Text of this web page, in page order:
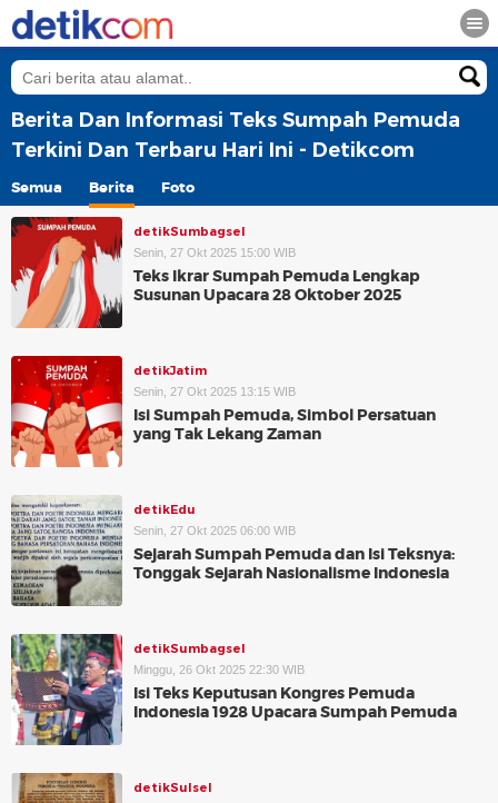
Berita Dan Informasi Teks Sumpah Pemuda
Terkini Dan Terbaru Hari Ini - Detikcom
Semua Berita Foto
detikSumbagsel
Senin, 27 Okt 2025 15:00 WIB
Teks Ikrar Sumpah Pemuda Lengkap
Susunan Upacara 28 Oktober 2025
detikJatim
Senin, 27 Okt 2025 13:15 WIB
Isi Sumpah Pemuda, Simbol Persatuan
yang Tak Lekang Zaman
detikEdu
Senin, 27 Okt 2025 06:00 WIB
Sejarah Sumpah Pemuda dan Isi Teksnya:
Tonggak Sejarah Nasionalisme Indonesia
detikSumbagsel
Minggu, 26 Okt 2025 22:30 WIB
Isi Teks Keputusan Kongres Pemuda
Indonesia 1928 Upacara Sumpah Pemuda
detikSulsel